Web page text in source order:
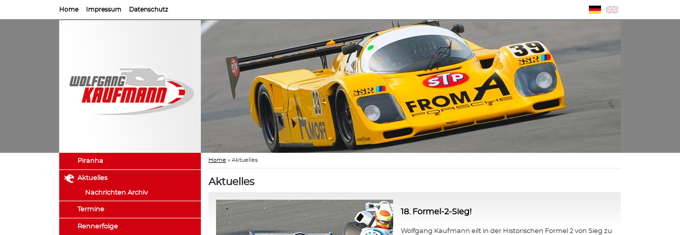
Home Impressum Datenschutz
Piranha
Aktuelles
Nachrichten Archiv
Termine
Rennerfolge
Home » Aktuelles
Aktuelles
18. Formel-2-Sieg!
Wolfgang Kaufmann eilt in der Historischen Formel 2 von Sieg zu